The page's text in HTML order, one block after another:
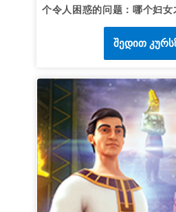
个令人困惑的问题：哪个妇
亲？发现所罗门用令人惊奇的
们明白真的智慧来自于上帝。
课的圣经故事视频，因为有些
说可能过于激烈。 精简版视频
也要提前观看圣经背景和路标
第一课：真智慧
超级真理：真智慧来自上帝。
超级经文：“因为，耶和华赐
都由他口所出。”箴言 2:6 (和合
第二课：向上帝寻求智慧
შედით